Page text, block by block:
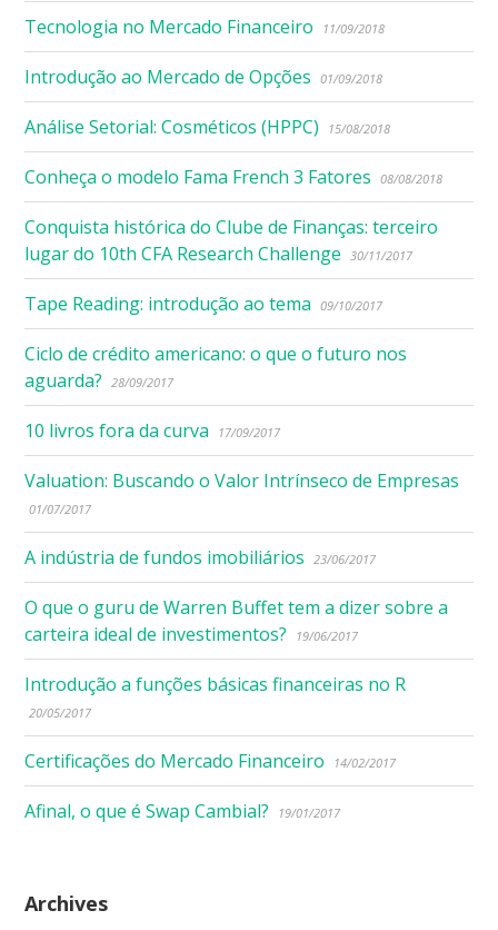
Tecnologia no Mercado Financeiro 11/09/2018
Introdução ao Mercado de Opções 01/09/2018
Análise Setorial: Cosméticos (HPPC) 15/08/2018
Conheça o modelo Fama French 3 Fatores 08/08/2018
Conquista histórica do Clube de Finanças: terceiro
lugar do 10th CFA Research Challenge
30/11/2017
Tape Reading: introdução ao tema 09/10/2017
Ciclo de crédito americano: o que o futuro nos
aguarda?
28/09/2017
10 livros fora da curva 17/09/2017
Valuation: Buscando o Valor Intrínseco de Empresas
01/07/2017
A indústria de fundos imobiliários 23/06/2017
O que o guru de Warren Buffet tem a dizer sobre a
carteira ideal de investimentos?
19/06/2017
Introdução a funções básicas financeiras no R
20/05/2017
Certificações do Mercado Financeiro 14/02/2017
Afinal, o que é Swap Cambial? 19/01/2017
Archives